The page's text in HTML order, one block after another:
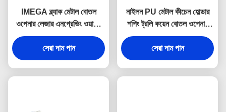
IMEGA ব্ল্যাক মেটাল বোতল
ওপেনার লেজার এনগ্রেভিং ওয়াইন
কর্কস্ক্রু কীচেন
সেরা দাম পান
নাইলন PU মেটাল কীচেন হোল্ডার
শপিং ট্রলি কয়েন বোতল ওপেনার
কীরিং
সেরা দাম পান